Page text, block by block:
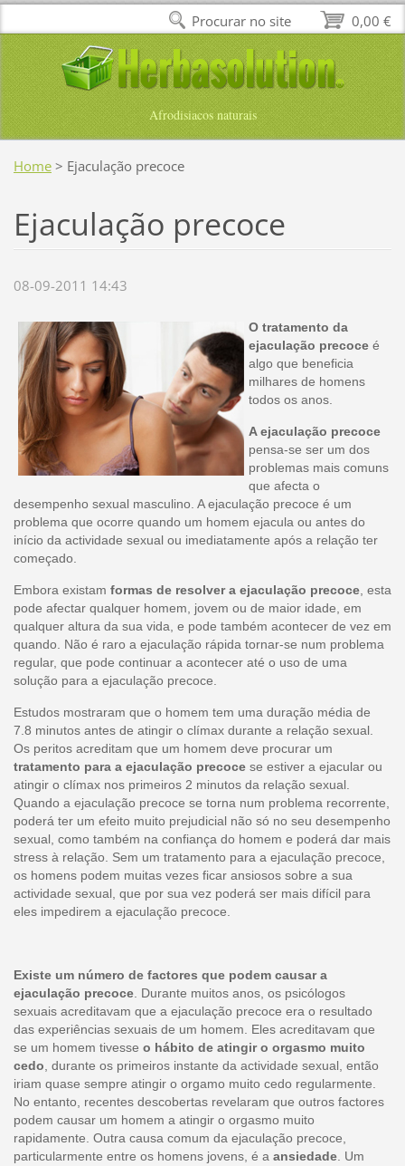
Afrodisiacos naturais
Home > Ejaculação precoce
Ejaculação precoce
08-09-2011 14:43
O tratamento da
ejaculação precoceé
algo que beneficia
milhares de homens
todos os anos.
A ejaculação precoce
pensa-se ser um dos
problemas mais comuns
que afecta o
desempenho sexual masculino. A ejaculação precoce é um
problema que ocorre quando um homem ejacula ou antes do
início da actividade sexual ou imediatamente após a relação ter
começado.
Embora existam formas de resolver a ejaculação precoce, esta
pode afectar qualquer homem, jovem ou de maior idade, em
qualquer altura da sua vida, e pode também acontecer de vez em
quando. Não é raro a ejaculação rápida tornar-se num problema
regular, que pode continuar a acontecer até o uso de uma
solução para a ejaculação precoce.
Estudos mostraram que o homem tem uma duração média de
7.8 minutos antes de atingir o clímax durante a relação sexual.
Os peritos acreditam que um homem deve procurar um
tratamento para a ejaculação precocese estiver a ejacular ou
atingir o clímax nos primeiros 2 minutos da relação sexual.
Quando a ejaculação precoce se torna num problema recorrente,
poderá ter um efeito muito prejudicial não só no seu desempenho
sexual, como também na confiança do homem e poderá dar mais
stress à relação. Sem um tratamento para a ejaculação precoce,
os homens podem muitas vezes ficar ansiosos sobre a sua
actividade sexual, que por sua vez poderá ser mais difícil para
eles impedirem a ejaculação precoce.
Existe um número de factores que podem causar a
ejaculação precoce. Durante muitos anos, os psicólogos
sexuais acreditavam que a ejaculação precoce era o resultado
das experiências sexuais de um homem. Eles acreditavam que
se um homem tivesse o hábito de atingir o orgasmo muito
cedo , durante os primeiros instante da actividade sexual, então
iriam quase sempre atingir o orgamo muito cedo regularmente.
No entanto, recentes descobertas revelaram que outros factores
podem causar um homem a atingir o orgasmo muito
rapidamente. Outra causa comum da ejaculação precoce,
particularmente entre os homens jovens, é a ansiedade. Um
0,00 €
Procurar no site